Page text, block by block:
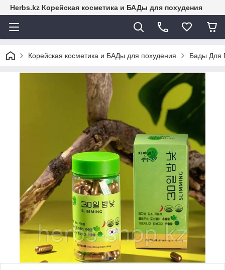
Herbs.kz Корейская косметика и БАДы для похудения
Корейская косметика и БАДы для похудения Бады Для